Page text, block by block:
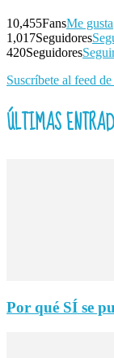
10,455FansMe gusta
1,017Seguidores
420Seguidores
Suscríbete al feed
ÚLTIMAS
Por qué SÍ se